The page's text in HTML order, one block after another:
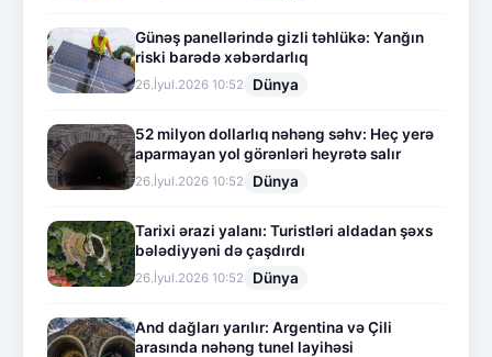
Günəş panellərində gizli təhlükə: Yanğın
riski barədə xəbərdarlıq
26.İyul.2026 10:52 Dünya
52 milyon dollarlıq nəhəng səhv: Heç yerə
aparmayan yol görənləri heyrətə salır
26.İyul.2026 10:52 Dünya
Tarixi ərazi yalanı: Turistləri aldadan şəxs
bələdiyyəni də çaşdırdı
26.İyul.2026 10:52 Dünya
And dağları yarılır: Argentina və Çili
arasında nəhəng tunel layihəsi